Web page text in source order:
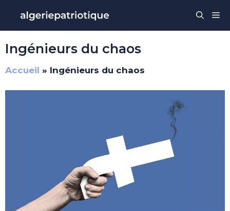
contenu
Ingénieurs du chaos
Accueil » Ingénieurs du chaos